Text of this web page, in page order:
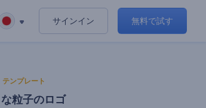
サインイン 無料で試す
ンプレート
粒子のロゴ